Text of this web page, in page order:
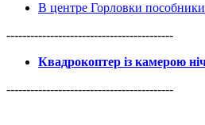
В центре Горловки
------------------------------------------
Квадрокоптер із камерою
------------------------------------------